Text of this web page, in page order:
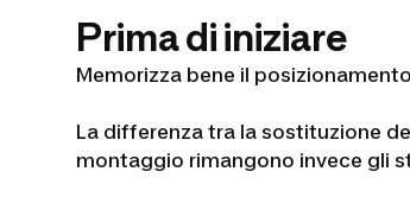
Prima di iniziare
Memorizza bene il
La differenza tra la sostituzione
montaggio rimangono invece gli